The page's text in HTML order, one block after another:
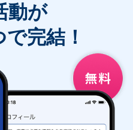
動が
で完結！